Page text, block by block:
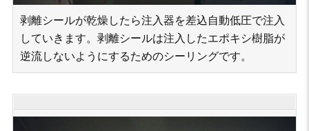
剥離シールが乾燥したら注入器を差込自動低圧で注入
していきます。剥離シールは注入したエポキシ樹脂が
逆流しないようにするためのシーリングです。